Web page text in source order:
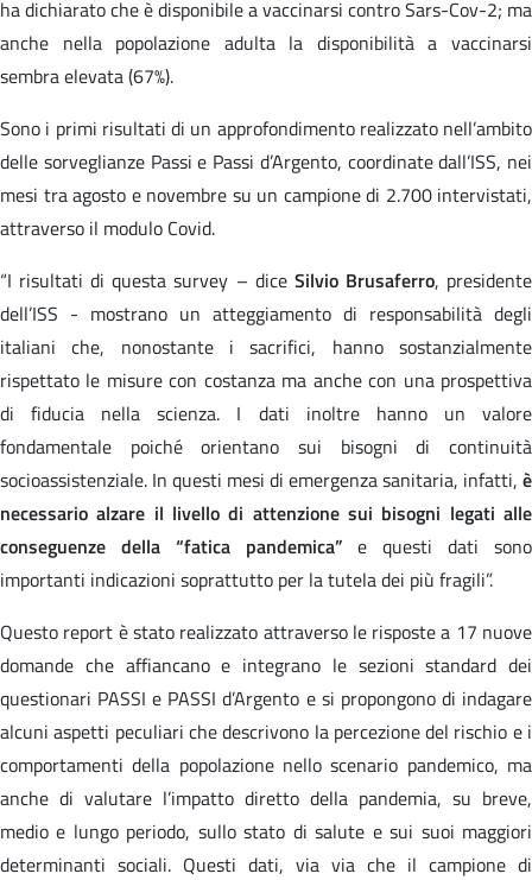
ha dichiarato che è disponibile a vaccinarsi contro Sars-Cov-2; ma
anche nella popolazione adulta la disponibilità a vaccinarsi
sembra elevata (67%).
Sono i primi risultati di un approfondimento realizzato nell’ambito
delle sorveglianze Passi e Passi d’Argento, coordinate dall’ISS, nei
mesi tra agosto e novembre su un campione di 2.700 intervistati,
attraverso il modulo Covid.
“I risultati di questa survey – dice Silvio Brusaferro, presidente
dell’ISS - mostrano un atteggiamento di responsabilità degli
italiani che, nonostante i sacrifici, hanno sostanzialmente
rispettato le misure con costanza ma anche con una prospettiva
di fiducia nella scienza. I dati inoltre hanno un valore
fondamentale poiché orientano sui bisogni di continuità
socioassistenziale. In questi mesi di emergenza sanitaria, infatti, è
necessario alzare il livello di attenzione sui bisogni legati alle
conseguenze della “fatica pandemica” e questi dati sono
importanti indicazioni soprattutto per la tutela dei più fragili”.
Questo report è stato realizzato attraverso le risposte a 17 nuove
domande che affiancano e integrano le sezioni standard dei
questionari PASSI e PASSI d’Argento e si propongono di indagare
alcuni aspetti peculiari che descrivono la percezione del rischio e i
comportamenti della popolazione nello scenario pandemico, ma
anche di valutare l’impatto diretto della pandemia, su breve,
medio e lungo periodo, sullo stato di salute e sui suoi maggiori
determinanti sociali. Questi dati, via via che il campione di